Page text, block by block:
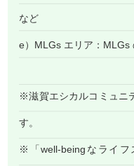
など
e）MLGs エリア：MLGs
※滋賀エシカルコミュニ
す。
※「well-beingなライフ